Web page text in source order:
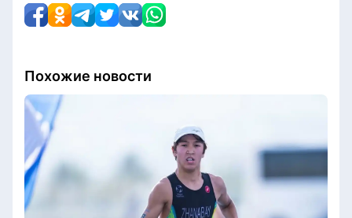
Похожие новости